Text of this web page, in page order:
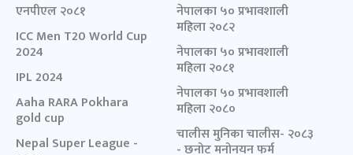
एनपीएल २०८१
ICC Men T20 World Cup
2024
IPL 2024
Aaha RARA Pokhara
gold cup
Nepal Super League -
नेपालका ५० प्रभावशाली
महिला २०८२
नेपालका ५० प्रभावशाली
महिला २०८१
नेपालका ५० प्रभावशाली
महिला २०८०
चालीस मुनिका चालीस- २०८३
- छनोट मनोनयन फर्म